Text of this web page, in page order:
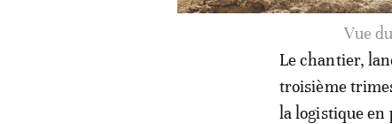
Vue
Le chantier,
troisième
la logistique en